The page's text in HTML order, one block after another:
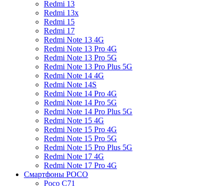
Redmi 13
Redmi 13x
Redmi 15
Redmi 17
Redmi Note 13 4G
Redmi Note 13 Pro 4G
Redmi Note 13 Pro 5G
Redmi Note 13 Pro Plus 5G
Redmi Note 14 4G
Redmi Note 14S
Redmi Note 14 Pro 4G
Redmi Note 14 Pro 5G
Redmi Note 14 Pro Plus 5G
Redmi Note 15 4G
Redmi Note 15 Pro 4G
Redmi Note 15 Pro 5G
Redmi Note 15 Pro Plus 5G
Redmi Note 17 4G
Redmi Note 17 Pro 4G
Смартфоны POCO
Poco C71